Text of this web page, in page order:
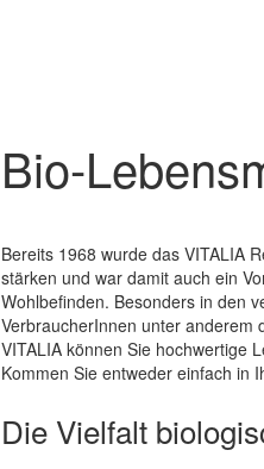
Quickview
Bio-
Bereits 1968 wurde das VITALIA
stärken und war damit auch ein
Wohlbefinden. Besonders in den
VerbraucherInnen unter anderem
VITALIA können Sie hochwertige
Kommen Sie entweder einfach in
Die Vielfalt